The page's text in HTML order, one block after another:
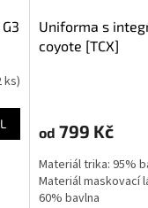
ks)
Uniforma s
coyote [TCX]
od 799 Kč
Materiál trika: 95%
Materiál maskovací
60% bavlna